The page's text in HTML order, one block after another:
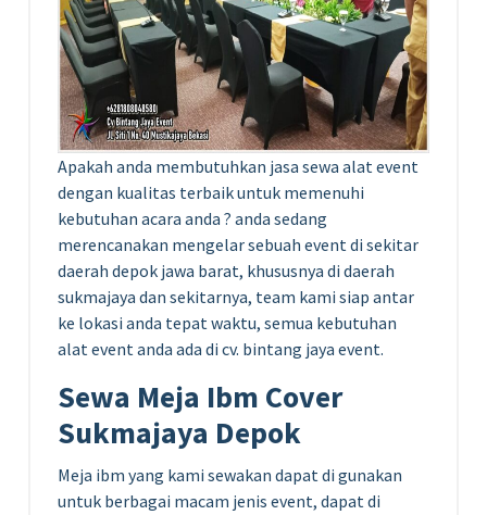
Apakah anda membutuhkan jasa sewa alat event
dengan kualitas terbaik untuk memenuhi
kebutuhan acara anda ? anda sedang
merencanakan mengelar sebuah event di sekitar
daerah depok jawa barat, khususnya di daerah
sukmajaya dan sekitarnya, team kami siap antar
ke lokasi anda tepat waktu, semua kebutuhan
alat event anda ada di cv. bintang jaya event.
Sewa Meja Ibm Cover
Sukmajaya Depok
Meja ibm yang kami sewakan dapat di gunakan
untuk berbagai macam jenis event, dapat di